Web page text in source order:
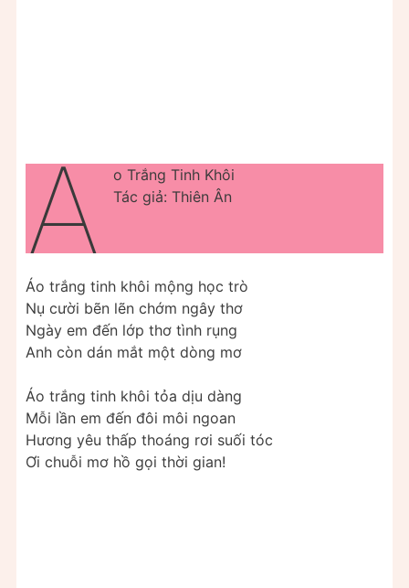
Á
o Trắng Tinh Khôi
Tác giả: Thiên Ân
Áo trắng tinh khôi mộng học trò
Nụ cười bẽn lẽn chớm ngây thơ
Ngày em đến lớp thơ tình rụng
Anh còn dán mắt một dòng mơ
Áo trắng tinh khôi tỏa dịu dàng
Mỗi lần em đến đôi môi ngoan
Hương yêu thấp thoáng rơi suối tóc
Ơi chuỗi mơ hồ gọi thời gian!